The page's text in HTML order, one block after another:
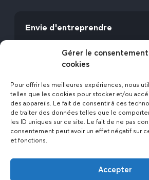
Gérer le consentement
cookies
Pour offrir les meilleures expériences, nous
telles que les cookies pour stocker et/ou
des appareils. Le fait de consentir à ces
de traiter des données telles que le
les ID uniques sur ce site. Le fait de ne pas
consentement peut avoir un effet négatif sur
et fonctions.
Accepter
Envie d'entreprendre
avec l’Expert Etat des Lieux !
Rejoignez-nous